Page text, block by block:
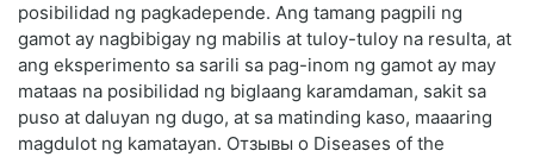
posibilidad ng pagkadepende. Ang tamang pagpili ng
gamot ay nagbibigay ng mabilis at tuloy-tuloy na resulta, at
ang eksperimento sa sarili sa pag-inom ng gamot ay may
mataas na posibilidad ng biglaang karamdaman, sakit sa
puso at daluyan ng dugo, at sa matinding kaso, maaaring
magdulot ng kamatayan. Отзывы о Diseases of the